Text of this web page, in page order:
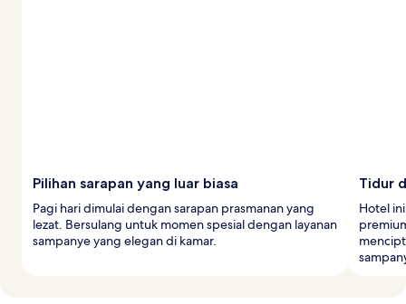
Pilihan sarapan yang luar biasa
Pagi hari dimulai dengan sarapan prasmanan yang
lezat. Bersulang untuk momen spesial dengan layanan
sampanye yang elegan di kamar.
Tidur
Hotel